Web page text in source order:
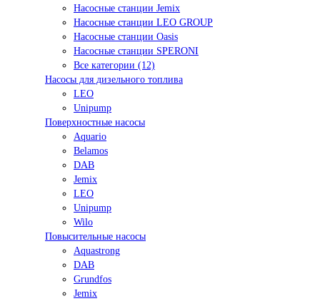
Насосные станции Jemix
Насосные станции LEO GROUP
Насосные станции Oasis
Насосные станции SPERONI
Все категории (12)
Насосы для дизельного топлива
LEO
Unipump
Поверхностные насосы
Aquario
Belamos
DAB
Jemix
LEO
Unipump
Wilo
Повысительные насосы
Aquastrong
DAB
Grundfos
Jemix